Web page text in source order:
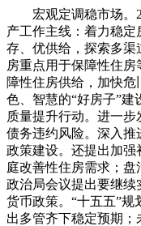
宏观定调稳市场。
产工作主线：着力稳
存、优供给，探索多
房重点用于保障性住
障性住房供给，加快
色、智慧的“好房子”
质量提升行动。进一
债务违约风险。深入
政策建设。还提出加
庭改善性住房需求；
政治局会议提出要继
货币政策。“十五五”
出多管齐下稳定预期